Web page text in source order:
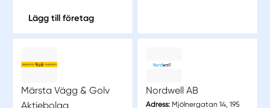
Lägg till företag
Märsta Vägg & Golv
Aktiebolag
Nordwell AB
Adress:Mjölnergatan 14, 195